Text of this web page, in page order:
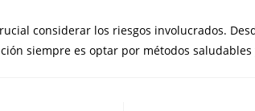
considerar los riesgos involucrados.
siempre es optar por métodos